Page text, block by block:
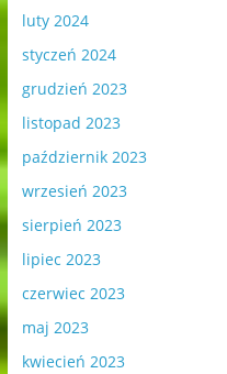
luty 2024
styczeń 2024
grudzień 2023
listopad 2023
październik 2023
wrzesień 2023
sierpień 2023
lipiec 2023
czerwiec 2023
maj 2023
kwiecień 2023